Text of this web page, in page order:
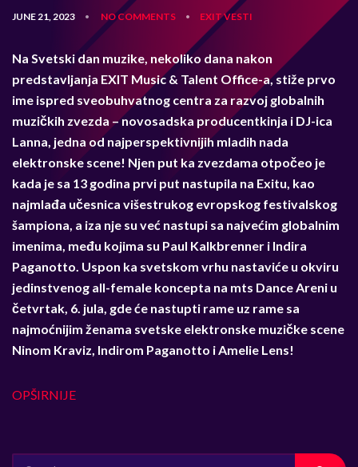
JUNE 21, 2023 • NO COMMENTS • EXITVESTI
Na Svetski dan muzike, nekoliko dana nakon
predstavljanja EXIT Music & Talent Office-a, stiže prvo
ime ispred sveobuhvatnog centra za razvoj globalnih
muzičkih zvezda – novosadska producentkinja i DJ-ica
Lanna, jedna od najperspektivnijih mladih nada
elektronske scene! Njen put ka zvezdama otpočeo je
kada je sa 13 godina prvi put nastupila na Exitu, kao
najmlađa učesnica višestrukog evropskog festivalskog
šampiona, a iza nje su već nastupi sa najvećim globalnim
imenima, među kojima su Paul Kalkbrenner i Indira
Paganotto. Uspon ka svetskom vrhu nastaviće u okviru
jedinstvenog all-female koncepta na mts Dance Areni u
četvrtak, 6. jula, gde će nastupti rame uz rame sa
najmoćnijim ženama svetske elektronske muzičke scene
Ninom Kraviz, Indirom Paganotto i Amelie Lens!
OPŠIRNIJE